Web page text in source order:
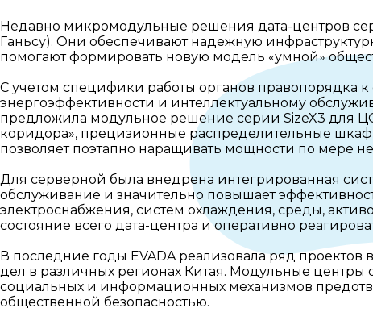
Недавно микромодульные решения дата-центров
Ганьсу). Они обеспечивают надежную
помогают формировать новую модель «умной»
С учетом специфики работы органов правопорядка
энергоэффективности и интеллектуальному
предложила модульное решение серии SizeX3 для
коридора», прецизионные распределительные
позволяет поэтапно наращивать мощности по мере
Для серверной была внедрена интегрированная
обслуживание и значительно повышает
электроснабжения, систем охлаждения, среды,
состояние всего дата-центра и оперативно
В последние годы EVADA реализовала ряд
дел в различных регионах Китая. Модульные
социальных и информационных механизмов
общественной безопасностью.